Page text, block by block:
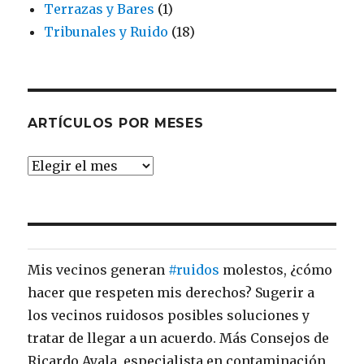
Terrazas y Bares (1)
Tribunales y Ruido (18)
ARTÍCULOS POR MESES
ARTÍCULOS
Mis vecinos generan #ruidos molestos, ¿cómo
hacer que respeten mis derechos? Sugerir a
los vecinos ruidosos posibles soluciones y
tratar de llegar a un acuerdo. Más Consejos de
Ricardo Ayala, especialista en contaminación
El@Ayto_Sevilladialoga con entidades
vecinales para establecer mejoras de la
ordenanza de veladores para controlar los
#ruidosuna vez que finalicen las medidas
provisionales implementadas por la crisis